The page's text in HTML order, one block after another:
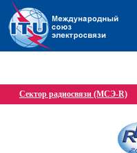
Сектор радиосвязи (МСЭ-R)